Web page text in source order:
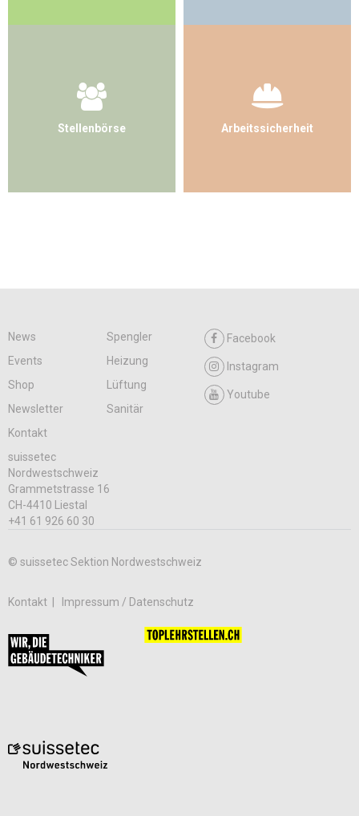
Stellenbörse Arbeitssicherheit
News
Spengler
Events
Heizung
Shop
Lüftung
Newsletter
Sanitär
Kontakt
Facebook
Instagram
Youtube
suissetec
Nordwestschweiz
Grammetstrasse 16
CH-4410 Liestal
+41 61 926 60 30
© suissetec Sektion Nordwestschweiz
Kontakt Impressum / Datenschutz